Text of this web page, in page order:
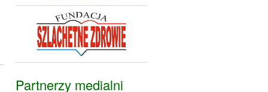
Partnerzy medialni